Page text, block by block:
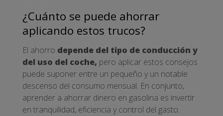
¿Cuánto se puede ahorrar
aplicando estos trucos?
El ahorro depende del tipo de conducción y
del uso del coche, pero aplicar estos consejos
puede suponer entre un pequeño y un notable
descenso del consumo mensual. En conjunto,
aprender a ahorrar dinero en gasolina es invertir
en tranquilidad, eficiencia y control del gasto.